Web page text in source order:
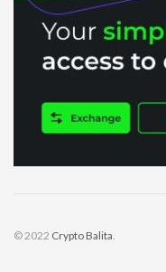
© 2022 Crypto Balita